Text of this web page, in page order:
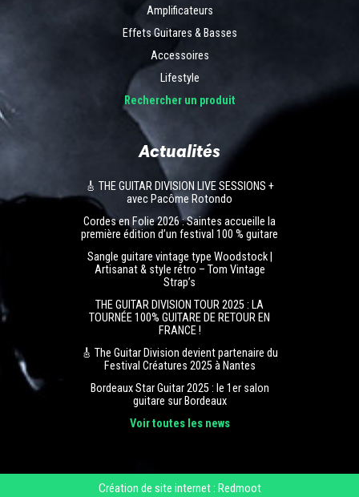
Amplificateurs
Effets Guitares & Basses
Accessoires
Lifestyle
Rechercher un produit
Actualités
🎸 THE GUITAR DIVISION LIVE SESSIONS +
avec Pacôme Rotondo
Cordes en Folie 2026 : Saintes accueille la
première édition d’un festival 100 % guitare
Sangle guitare vintage type Woodstock |
Artisanat & style rétro – Tom Vintage
Strap’s
THE GUITAR DIVISION TOUR 2025 : LA
TOURNÉE 100% GUITARE DE RETOUR EN
FRANCE !
🎸 The Guitar Division devient partenaire du
Festival Créatures 2025 à Nantes
Bordeaux Star Guitar 2025 : le 1er salon
guitare sur Bordeaux
Voir toutes les news
Création de site internet : Redmoot